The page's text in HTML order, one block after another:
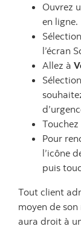
Ouvrez
en ligne.
l’écran
Allez à
Touchez
Pour
l’icône
puis
Tout client
moyen de
aura droit à